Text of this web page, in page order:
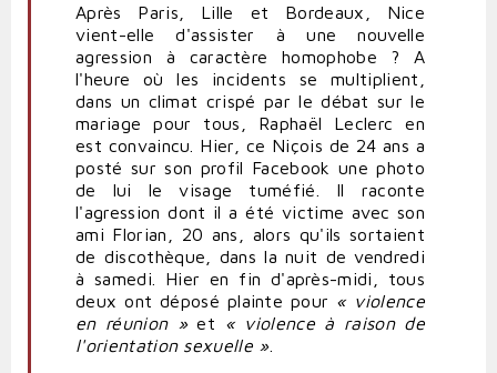
Après Paris, Lille et Bordeaux, Nice
vient-elle d'assister à une nouvelle
agression à caractère homophobe ? A
l'heure où les incidents se multiplient,
dans un climat crispé par le débat sur le
mariage pour tous, Raphaël Leclerc en
est convaincu. Hier, ce Niçois de 24 ans a
posté sur son profil Facebook une photo
de lui le visage tuméfié. Il raconte
l'agression dont il a été victime avec son
ami Florian, 20 ans, alors qu'ils sortaient
de discothèque, dans la nuit de vendredi
à samedi. Hier en fin d'après-midi, tous
deux ont déposé plainte pour « violence
en réunion »et « violence à raison de
l'orientation sexuelle ».